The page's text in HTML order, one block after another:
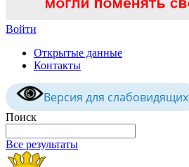
Войти
Открытые данные
Контакты
Версия для слабовидящих
Поиск
Все результаты